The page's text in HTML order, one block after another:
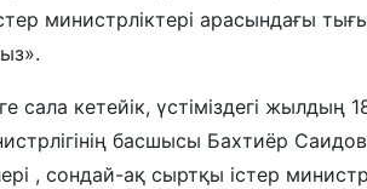
министрліктері арасындағы
сала кетейік, үстіміздегі
басшысы Бахтиёр
, сондай-ақ сыртқы істер